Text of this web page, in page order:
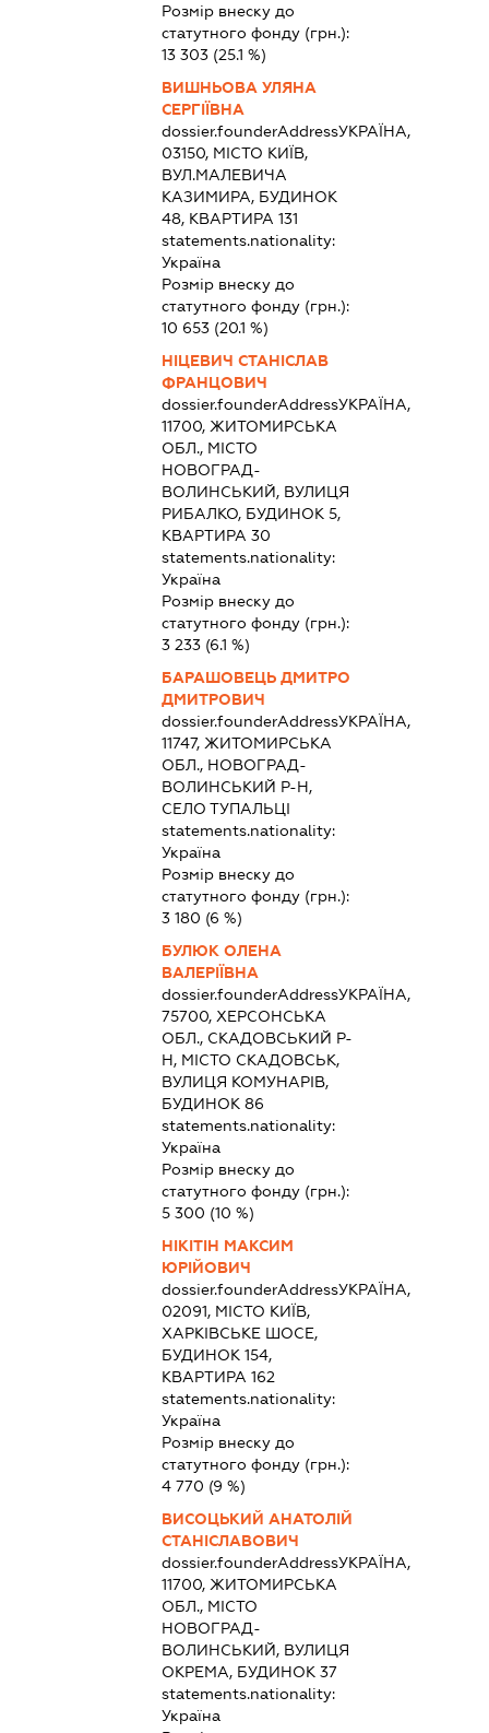
Розмір внеску до
статутного фонду (грн.):
13 303 (25.1 %)
ВИШНЬОВА УЛЯНА
СЕРГІЇВНА
dossier.founderAddressУКРАЇНА,
03150, МІСТО КИЇВ,
ВУЛ.МАЛЕВИЧА
КАЗИМИРА, БУДИНОК
48, КВАРТИРА 131
statements.nationality:
Україна
Розмір внеску до
статутного фонду (грн.):
10 653 (20.1 %)
НІЦЕВИЧ СТАНІСЛАВ
ФРАНЦОВИЧ
dossier.founderAddressУКРАЇНА,
11700, ЖИТОМИРСЬКА
ОБЛ., МІСТО
НОВОГРАД-
ВОЛИНСЬКИЙ, ВУЛИЦЯ
РИБАЛКО, БУДИНОК 5,
КВАРТИРА 30
statements.nationality:
Україна
Розмір внеску до
статутного фонду (грн.):
3 233 (6.1 %)
БАРАШОВЕЦЬ ДМИТРО
ДМИТРОВИЧ
dossier.founderAddressУКРАЇНА,
11747, ЖИТОМИРСЬКА
ОБЛ., НОВОГРАД-
ВОЛИНСЬКИЙ Р-Н,
СЕЛО ТУПАЛЬЦІ
statements.nationality:
Україна
Розмір внеску до
статутного фонду (грн.):
3 180 (6 %)
БУЛЮК ОЛЕНА
ВАЛЕРІЇВНА
dossier.founderAddressУКРАЇНА,
75700, ХЕРСОНСЬКА
ОБЛ., СКАДОВСЬКИЙ Р-
Н, МІСТО СКАДОВСЬК,
ВУЛИЦЯ КОМУНАРІВ,
БУДИНОК 86
statements.nationality:
Україна
Розмір внеску до
статутного фонду (грн.):
5 300 (10 %)
НІКІТІН МАКСИМ
ЮРІЙОВИЧ
dossier.founderAddressУКРАЇНА,
02091, МІСТО КИЇВ,
ХАРКІВСЬКЕ ШОСЕ,
БУДИНОК 154,
КВАРТИРА 162
statements.nationality:
Україна
Розмір внеску до
статутного фонду (грн.):
4 770 (9 %)
ВИСОЦЬКИЙ АНАТОЛІЙ
СТАНІСЛАВОВИЧ
dossier.founderAddressУКРАЇНА,
11700, ЖИТОМИРСЬКА
ОБЛ., МІСТО
НОВОГРАД-
ВОЛИНСЬКИЙ, ВУЛИЦЯ
ОКРЕМА, БУДИНОК 37
statements.nationality:
Україна